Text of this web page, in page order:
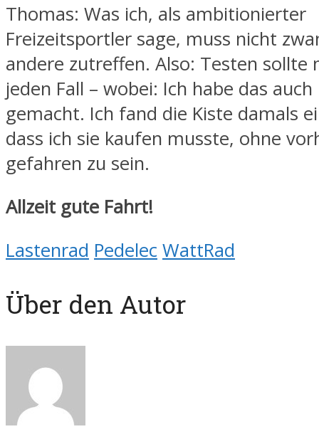
Thomas: Was ich, als ambitionierter
Freizeitsportler sage, muss nicht
andere zutreffen. Also: Testen sollte
jeden Fall – wobei: Ich habe das
gemacht. Ich fand die Kiste damals
dass ich sie kaufen musste, ohne
gefahren zu sein.
Allzeit gute Fahrt!
Lastenrad Pedelec WattRad
Über den Autor